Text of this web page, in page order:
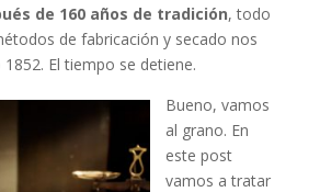
de 160 años de tradición, todo
de fabricación y secado nos
El tiempo se detiene.
Bueno, vamos
al grano. En
este post
vamos a tratar